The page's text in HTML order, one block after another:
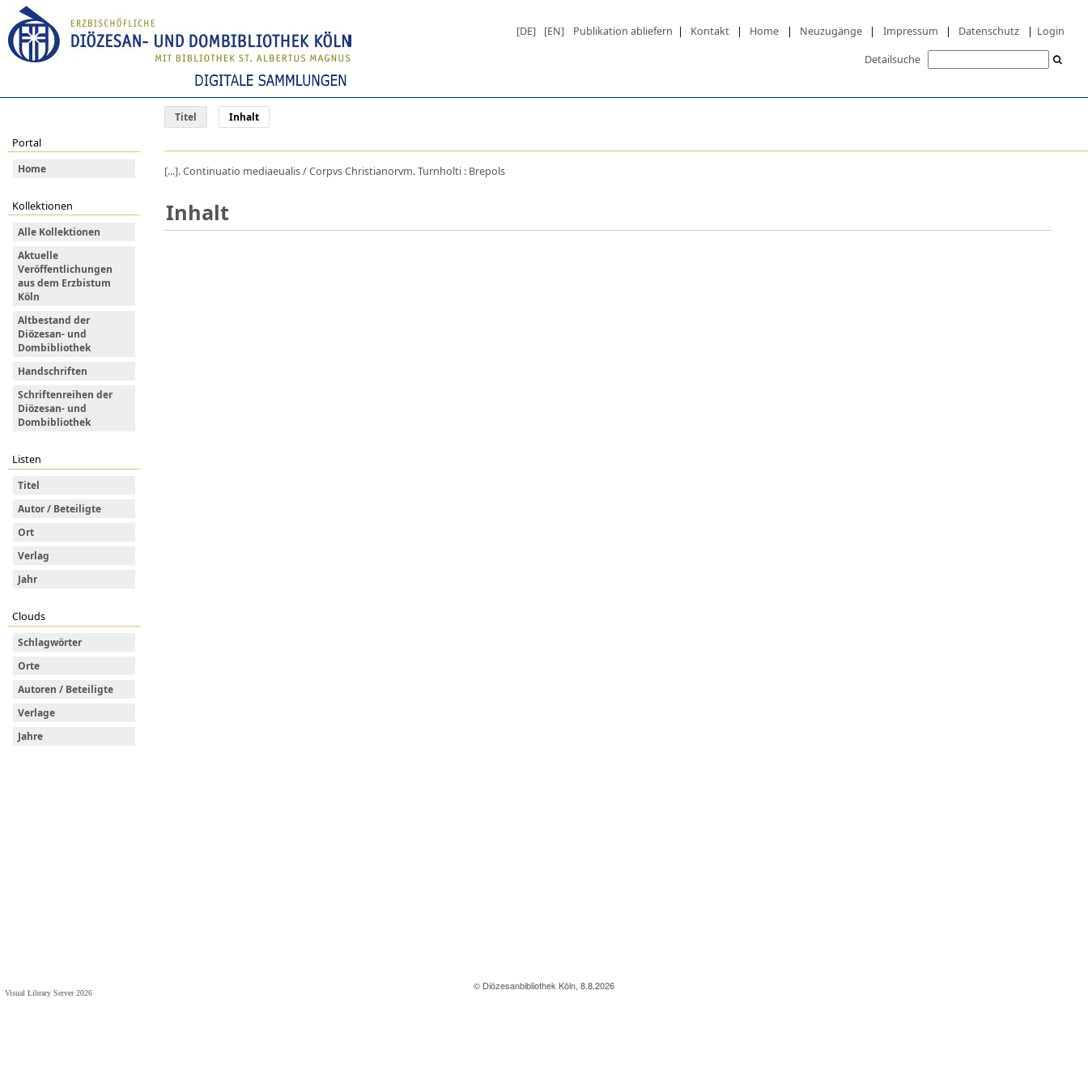
© Diözesanbibliothek Köln, 8.8.2026
Visual Library Server 2026
[DE] [EN] Publikation abliefern | Kontakt | Home | Neuzugänge | Impressum | Datenschutz | Login
Detailsuche
Titel Inhalt
Portal
Home
Kollektionen
Alle Kollektionen
Aktuelle
Veröffentlichungen
aus dem Erzbistum
Köln
Altbestand der
Diözesan- und
Dombibliothek
Handschriften
Schriftenreihen der
Diözesan- und
Dombibliothek
Listen
Titel
Autor / Beteiligte
Ort
Verlag
Jahr
Clouds
Schlagwörter
Orte
Autoren / Beteiligte
Verlage
Jahre
[...]. Continuatio mediaeualis / Corpvs Christianorvm. Turnholti : Brepols
Inhalt